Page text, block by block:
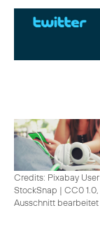
Credits: Pixabay User
StockSnap | CC0 1.0,
Ausschnitt bearbeitet